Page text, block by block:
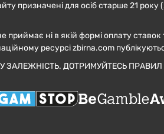
призначені для осіб старше 21 року
ні в якій формі оплату
ресурсі zbirna.com
ЗАЛЕЖНІСТЬ. ДОТРИМУЙТЕСЬ ПРАВИЛ